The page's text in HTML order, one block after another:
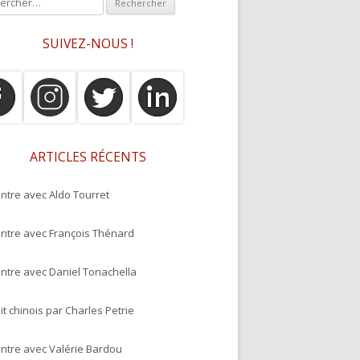
SUIVEZ-NOUS !
ARTICLES RÉCENTS
avec Aldo Tourret
avec François Thénard
avec Daniel Tonachella
chinois par Charles Petrie
avec Valérie Bardou